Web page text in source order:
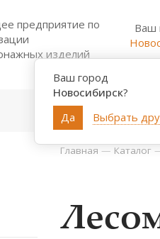
предприятие по
изделий
Ваш
Ваш город
Новосибирск?
Да
Выбрать
Главная — Каталог